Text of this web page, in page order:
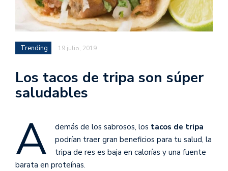
Trending 19 julio, 2019
Los tacos de tripa son súper
saludables
A demás de los sabrosos, los tacos de tripa
podrían traer gran beneficios para tu salud, la
tripa de res es baja en calorías y una fuente
barata en proteínas.